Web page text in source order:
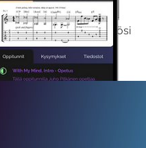
sisältömme käyttöösi